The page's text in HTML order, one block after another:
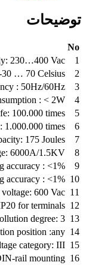
توضیحات
No
1
230…400 Vac
2
30 … 70 Celsius
3
: 50Hz/60Hz
4
: < 2W
5
100.000 times
6
1.000.000 times
7
175 Joules
8
6000A/1.5KV
9
accuracy : <1%
10
accuracy : <1%
11
600 Vac
12
for terminals
13
degree: 3
14
position :any
15
category: III
16
rail mounting